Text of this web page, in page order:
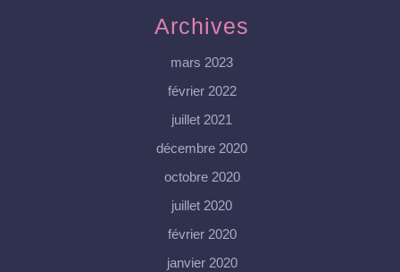
Archives
mars 2023
février 2022
juillet 2021
décembre 2020
octobre 2020
juillet 2020
février 2020
janvier 2020